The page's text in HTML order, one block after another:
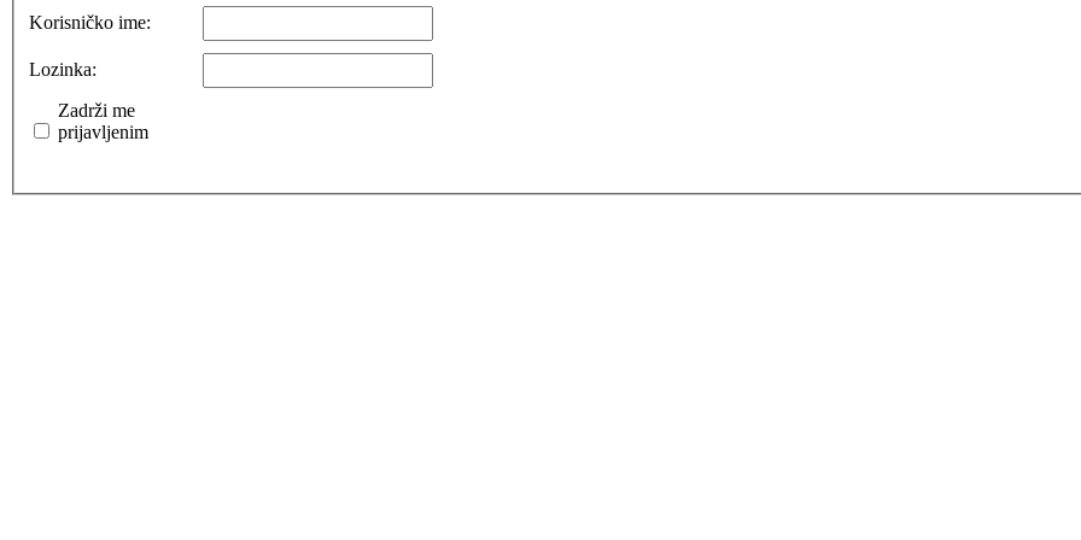
Korisničko ime:
Lozinka:
Zadrži me
prijavljenim